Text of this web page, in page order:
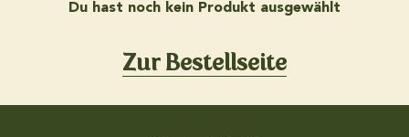
Hofladen
Du hast noch kein Produkt ausgewählt
Zur Bestellseite